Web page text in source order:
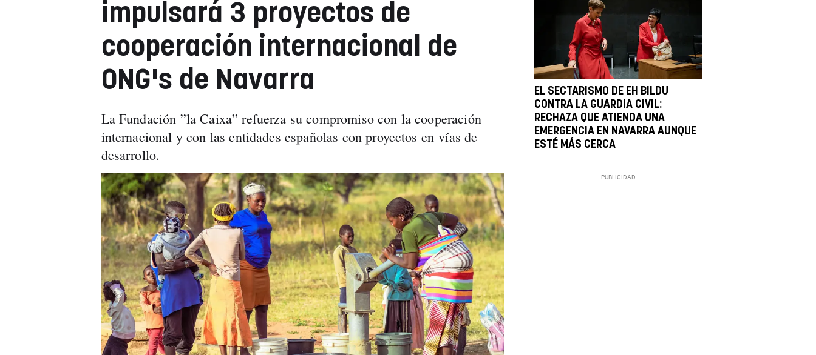
impulsará 3 proyectos de
cooperación internacional de
ONG's de Navarra
La Fundación ”la Caixa” refuerza su compromiso con la cooperación
internacional y con las entidades españolas con proyectos en vías de
desarrollo.
EL SECTARISMO DE EH BILDU
CONTRA LA GUARDIA CIVIL:
RECHAZA QUE ATIENDA UNA
EMERGENCIA EN NAVARRA AUNQUE
ESTÉ MÁS CERCA